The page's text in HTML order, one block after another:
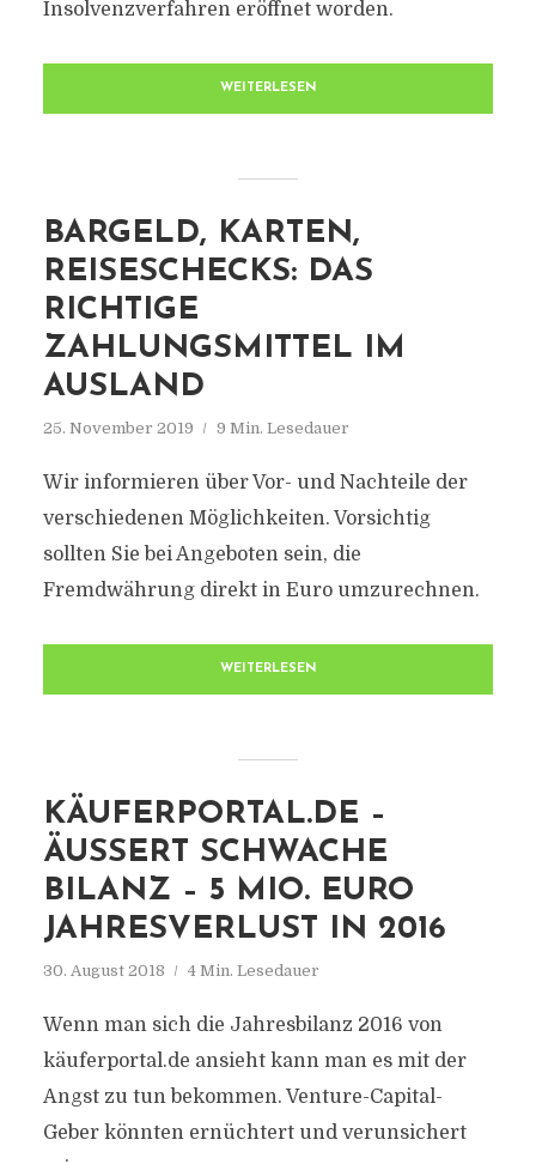
Insolvenzverfahren eröffnet worden.
WEITERLESEN
BARGELD, KARTEN,
REISESCHECKS: DAS
RICHTIGE
ZAHLUNGSMITTEL IM
AUSLAND
25. November 2019 9 Min. Lesedauer
Wir informieren über Vor- und Nachteile der
verschiedenen Möglichkeiten. Vorsichtig
sollten Sie bei Angeboten sein, die
Fremdwährung direkt in Euro umzurechnen.
WEITERLESEN
KÄUFERPORTAL.DE –
ÄUSSERT SCHWACHE B
ILANZ – 5 MIO. EURO J
AHRESVERLUST IN 2016
30. August 2018 4 Min. Lesedauer
Wenn man sich die Jahresbilanz 2016 von
käuferportal.de ansieht kann man es mit der
Angst zu tun bekommen. Venture-Capital-
Geber könnten ernüchtert und verunsichert